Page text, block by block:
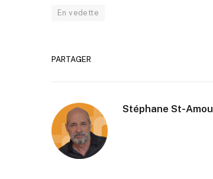
En vedette
PARTAGER
Stéphane St-